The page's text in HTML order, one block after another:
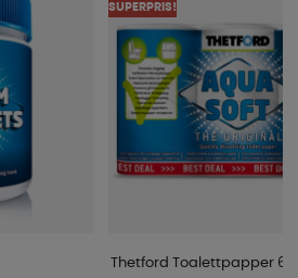
SUPERPRIS!
Thetford Toalettpapper 6-